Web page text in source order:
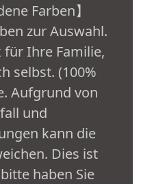
Farben】
zur Auswahl.
für Ihre Familie,
selbst. (100%
Aufgrund von
und
kann die
Dies ist
haben Sie